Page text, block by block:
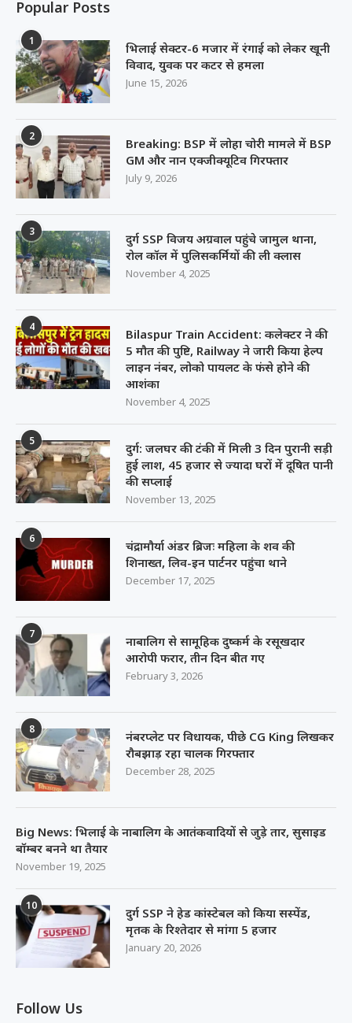
Popular Posts
1
भिलाई सेक्टर-6 मजार में रंगाई को लेकर खूनी
विवाद, युवक पर कटर से हमला
June 15, 2026
2
Breaking: BSP में लोहा चोरी मामले में BSP
GM और नान एक्जीक्यूटिव गिरफ्तार
July 9, 2026
3
दुर्ग SSP विजय अग्रवाल पहुंचे जामुल थाना,
रोल कॉल में पुलिसकर्मियों की ली क्लास
November 4, 2025
4
Bilaspur Train Accident: कलेक्टर ने की
5 मौत की पुष्टि, Railway ने जारी किया हेल्प
लाइन नंबर, लोको पायलट के फंसे होने की
आशंका
November 4, 2025
5
दुर्ग: जलघर की टंकी में मिली 3 दिन पुरानी सड़ी
हुई लाश, 45 हजार से ज्यादा घरों में दूषित पानी
की सप्लाई
November 13, 2025
6
चंद्रामौर्या अंडर ब्रिजः महिला के शव की
शिनाख्त, लिव-इन पार्टनर पहुंचा थाने
December 17, 2025
7
नाबालिग से सामूहिक दुष्कर्म के रसूखदार
आरोपी फरार, तीन दिन बीत गए
February 3, 2026
8
नंबरप्लेट पर विधायक, पीछे CG King लिखकर
रौबझाड़ रहा चालक गिरफ्तार
December 28, 2025
Big News: भिलाई के नाबालिग के आतंकवादियों से जुड़े तार, सुसाइड
बॉम्बर बनने था तैयार
November 19, 2025
10
दुर्ग SSP ने हेड कांस्टेबल को किया सस्पेंड,
मृतक के रिश्तेदार से मांगा 5 हजार
January 20, 2026
Follow Us